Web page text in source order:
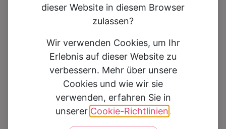
Braut Top 8377 Mikado
dieser Website in diesem Browser
zulassen?
Wir verwenden Cookies, um Ihr
Erlebnis auf dieser Website zu
verbessern. Mehr über unsere
Cookies und wie wir sie
verwenden, erfahren Sie in
unserer Cookie-Richtlinien.